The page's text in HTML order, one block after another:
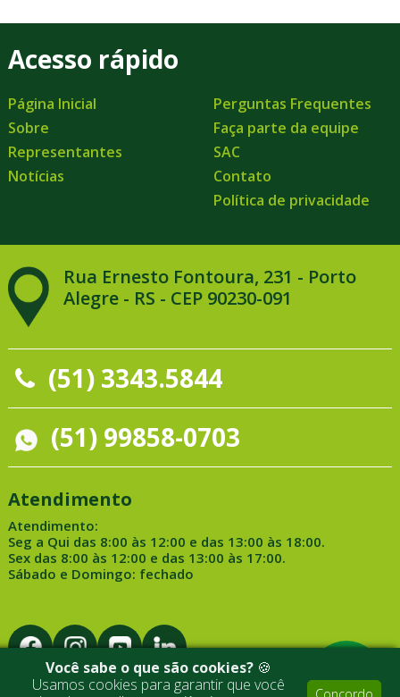
Acesso rápido
Página Inicial
Sobre
Representantes
Notícias
Perguntas Frequentes
Faça parte da equipe
SAC
Contato
Política de privacidade
Rua Ernesto Fontoura, 231 - Porto
Alegre - RS - CEP 90230-091
(51) 3343.5844
(51) 99858-0703
Atendimento
Atendimento:
Seg a Qui das 8:00 às 12:00 e das 13:00 às 18:00.
Sex das 8:00 às 12:00 e das 13:00 às 17:00.
Sábado e Domingo: fechado
Você sabe o que são cookies? 🍪
Usamos cookies para garantir que você
Concordo